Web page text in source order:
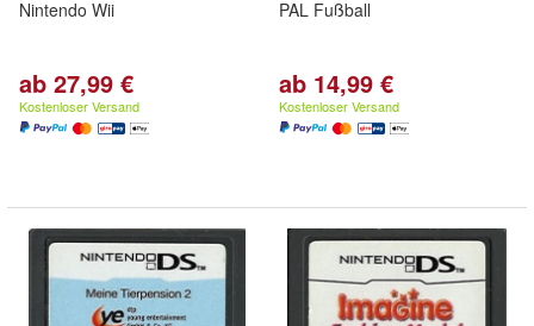
Nintendo Wii
ab 27,99 €
Kostenloser Versand
PAL Fußball
ab 14,99 €
Kostenloser Versand